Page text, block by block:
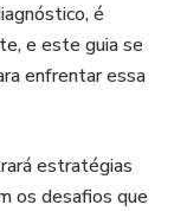
é
e este guia se
enfrentar essa
estratégias
os desafios que